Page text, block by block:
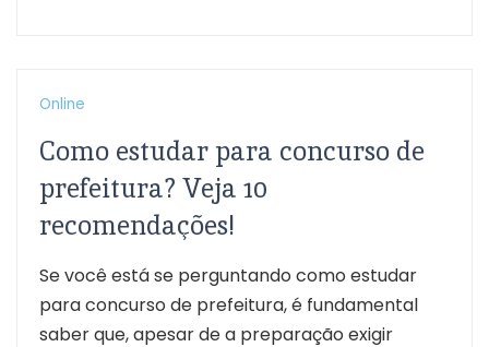
Online
Como estudar para concurso de
prefeitura? Veja 10
recomendações!
Se você está se perguntando como estudar
para concurso de prefeitura, é fundamental
saber que, apesar de a preparação exigir